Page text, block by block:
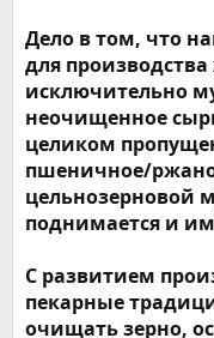
Дело в том, что
для
исключительно
неочищенное
целиком
пшеничное/
цельнозерновой
поднимается и
С развитием
пекарные
очищать зерно,